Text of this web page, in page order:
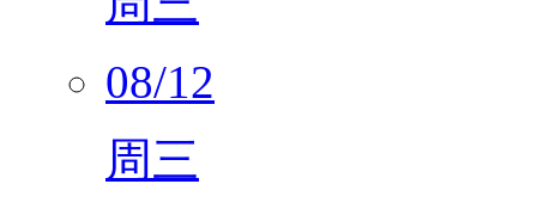
08/12
周三
08/19